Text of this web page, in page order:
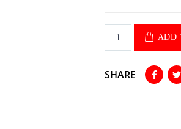
ADD
SHARE